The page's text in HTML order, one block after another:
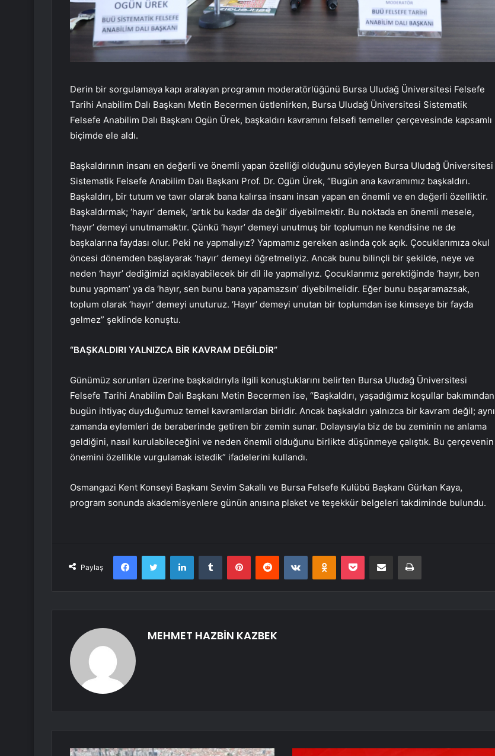
Derin bir sorgulamaya kapı aralayan programın moderatörlüğünü Bursa Uludağ Üniversitesi Felsefe
Tarihi Anabilim Dalı Başkanı Metin Becermen üstlenirken, Bursa Uludağ Üniversitesi Sistematik
Felsefe Anabilim Dalı Başkanı Ogün Ürek, başkaldırı kavramını felsefi temeller çerçevesinde kapsamlı
biçimde ele aldı.
Başkaldırının insanı en değerli ve önemli yapan özelliği olduğunu söyleyen Bursa Uludağ Üniversitesi
Sistematik Felsefe Anabilim Dalı Başkanı Prof. Dr. Ogün Ürek, “Bugün ana kavramımız başkaldırı.
Başkaldırı, bir tutum ve tavır olarak bana kalırsa insanı insan yapan en önemli ve en değerli özelliktir.
Başkaldırmak; ‘hayır’ demek, ‘artık bu kadar da değil’ diyebilmektir. Bu noktada en önemli mesele,
‘hayır’ demeyi unutmamaktır. Çünkü ‘hayır’ demeyi unutmuş bir toplumun ne kendisine ne de
başkalarına faydası olur. Peki ne yapmalıyız? Yapmamız gereken aslında çok açık. Çocuklarımıza okul
öncesi dönemden başlayarak ‘hayır’ demeyi öğretmeliyiz. Ancak bunu bilinçli bir şekilde, neye ve
neden ‘hayır’ dediğimizi açıklayabilecek bir dil ile yapmalıyız. Çocuklarımız gerektiğinde ‘hayır, ben
bunu yapmam’ ya da ‘hayır, sen bunu bana yapamazsın’ diyebilmelidir. Eğer bunu başaramazsak,
toplum olarak ‘hayır’ demeyi unuturuz. ‘Hayır’ demeyi unutan bir toplumdan ise kimseye bir fayda
gelmez” şeklinde konuştu.
“BAŞKALDIRI YALNIZCA BİR KAVRAM DEĞİLDİR”
Günümüz sorunları üzerine başkaldırıyla ilgili konuştuklarını belirten Bursa Uludağ Üniversitesi
Felsefe Tarihi Anabilim Dalı Başkanı Metin Becermen ise, “Başkaldırı, yaşadığımız koşullar bakımından
bugün ihtiyaç duyduğumuz temel kavramlardan biridir. Ancak başkaldırı yalnızca bir kavram değil; aynı
zamanda eylemleri de beraberinde getiren bir zemin sunar. Dolayısıyla biz de bu zeminin ne anlama
geldiğini, nasıl kurulabileceğini ve neden önemli olduğunu birlikte düşünmeye çalıştık. Bu çerçevenin
önemini özellikle vurgulamak istedik” ifadelerini kullandı.
Osmangazi Kent Konseyi Başkanı Sevim Sakallı ve Bursa Felsefe Kulübü Başkanı Gürkan Kaya,
program sonunda akademisyenlere günün anısına plaket ve teşekkür belgeleri takdiminde bulundu.
Paylaş
FacebookTwitter LinkedInTumblr PinterestReddit VKontakteOdnoklassniki
Pocket E-Posta ile paylaş Yazdır
MEHMET HAZBİN KAZBEK